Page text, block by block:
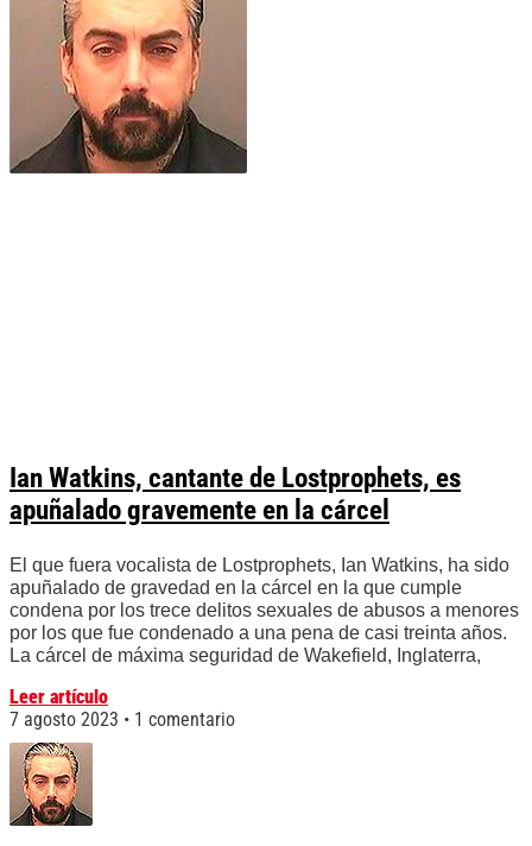
Ian Watkins, cantante de Lostprophets, es
apuñalado gravemente en la cárcel
El que fuera vocalista de Lostprophets, Ian Watkins, ha sido
apuñalado de gravedad en la cárcel en la que cumple
condena por los trece delitos sexuales de abusos a menores
por los que fue condenado a una pena de casi treinta años.
La cárcel de máxima seguridad de Wakefield, Inglaterra,
Leer artículo
7 agosto 2023
1 comentario